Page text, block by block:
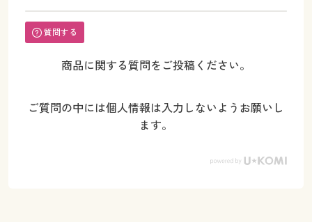
質問する
商品に関する質問をご投稿ください。
ご質問の中には個人情報は入力しないようお願いし
ます。